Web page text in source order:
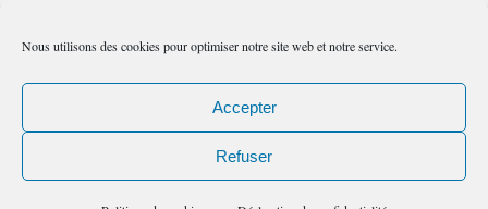
Nous utilisons des cookies pour optimiser notre site web et notre service.
Accepter
Refuser
Forum de l’intuition
Politique de cookies (UE)